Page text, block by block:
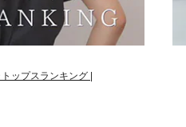
ップスランキング |